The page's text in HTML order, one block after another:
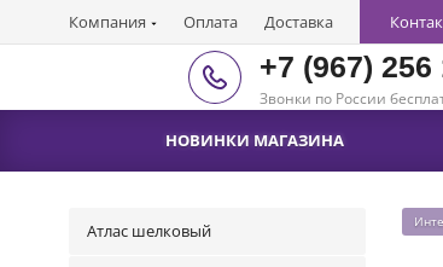
Компания Оплата Доставка
+7 (967) 256
Звонки по России
НОВИНКИ МАГАЗИНА
Атлас шелковый